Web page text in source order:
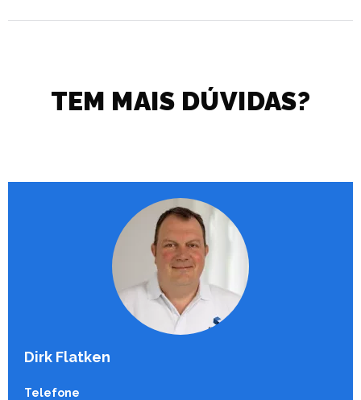
TEM MAIS DÚVIDAS?
Dirk Flatken
Telefone